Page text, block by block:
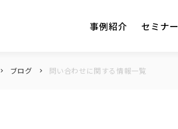
事例紹介 セミナー
keyboard_arrow_right ブログ keyboard_arrow_right 問い合わせに関する情報一覧